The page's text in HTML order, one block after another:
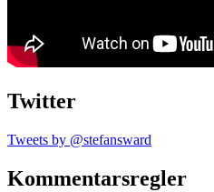
Twitter
Tweets by @stefansward
Kommentarsregler